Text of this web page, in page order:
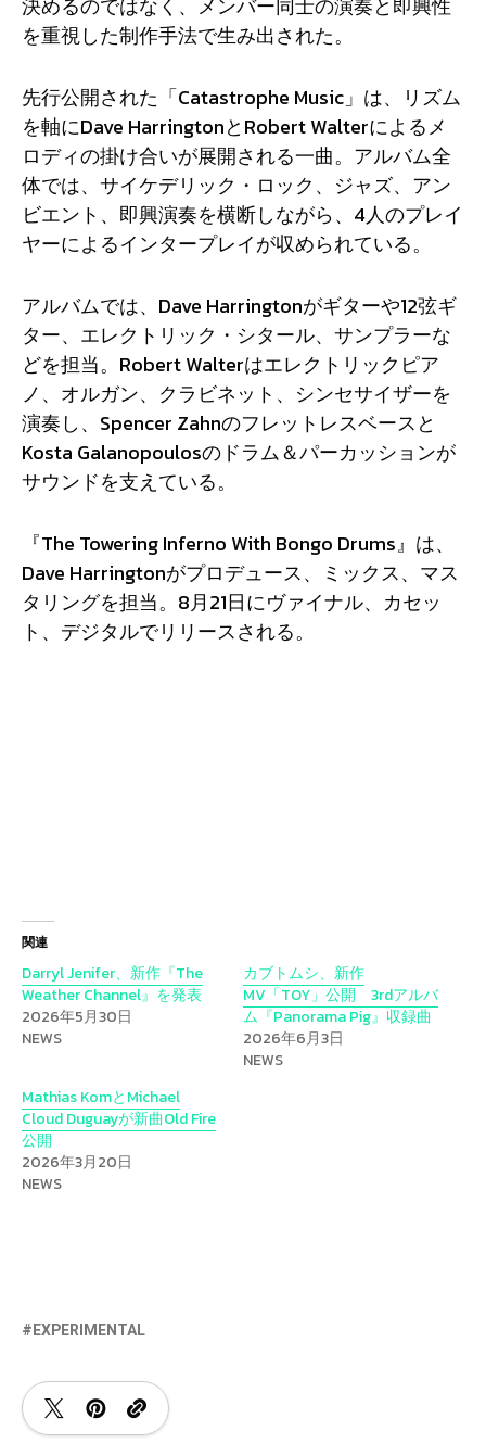
決めるのではなく、メンバー同士の演奏と即興性
を重視した制作手法で生み出された。
先行公開された「Catastrophe Music」は、リズム
を軸にDave HarringtonとRobert Walterによるメ
ロディの掛け合いが展開される一曲。アルバム全
体では、サイケデリック・ロック、ジャズ、アン
ビエント、即興演奏を横断しながら、4人のプレイ
ヤーによるインタープレイが収められている。
アルバムでは、Dave Harringtonがギターや12弦ギ
ター、エレクトリック・シタール、サンプラーな
どを担当。Robert Walterはエレクトリックピア
ノ、オルガン、クラビネット、シンセサイザーを
演奏し、Spencer Zahnのフレットレスベースと
Kosta Galanopoulosのドラム＆パーカッションが
サウンドを支えている。
『The Towering Inferno With Bongo Drums』は、
Dave Harringtonがプロデュース、ミックス、マス
タリングを担当。8月21日にヴァイナル、カセッ
ト、デジタルでリリースされる。
関連
Darryl Jenifer、新作『The
Weather Channel』を発表
2026年5月30日
NEWS
カブトムシ、新作
MV「TOY」公開 3rdアルバ
ム『Panorama Pig』収録曲
2026年6月3日
NEWS
Mathias KomとMichael
Cloud Duguayが新曲Old Fire
公開
2026年3月20日
NEWS
EXPERIMENTAL